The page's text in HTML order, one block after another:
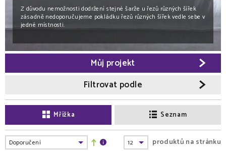
Z důvodu nemožnosti dodržení stejné šarže u řezů různých šířek
zásadně nedoporučujeme pokládku řezů různých šířek vedle sebe v
jedné místnosti.
Filtrovat podle
Můj projekt
Mřížka Seznam
produktů na stránku